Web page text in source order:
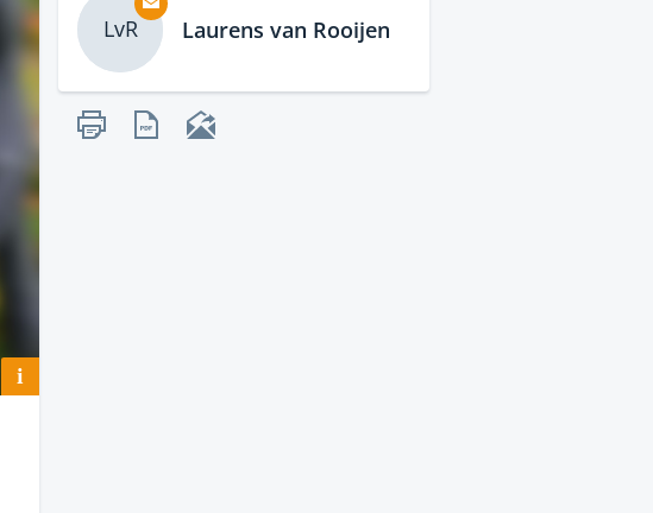
i
LvR Laurens van Rooijen